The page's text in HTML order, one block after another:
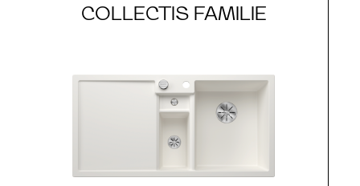
COLLECTIS FAMILIE